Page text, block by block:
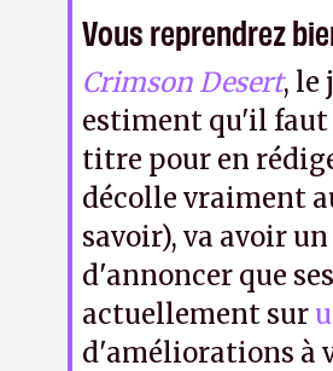
Vous reprendrez
Crimson Desert, le
estiment qu'il faut
titre pour en
décolle vraiment
savoir), va avoir
d'annoncer que
actuellement sur
d'améliorations à